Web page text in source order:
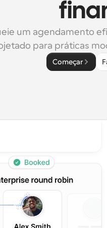
um agendamento
para práticas
Começar